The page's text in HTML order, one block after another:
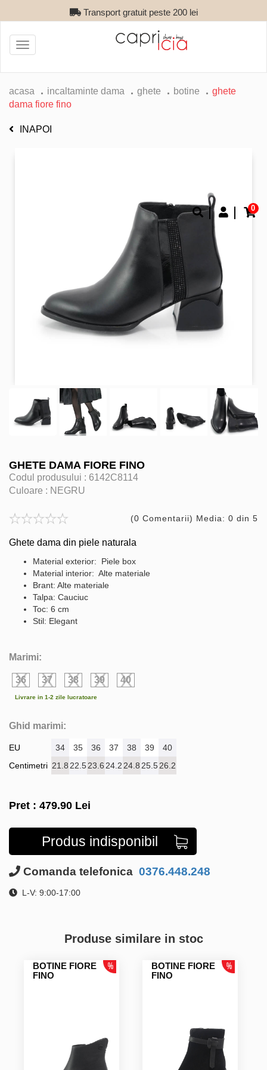
Transport gratuit peste 200 lei
0
Toggle
navigation
acasa incaltaminte dama ghete botine
ghete
dama fiore fino
INAPOI
GHETE DAMA FIORE FINO
Codul produsului : 6142C8114
Culoare : NEGRU
(0 Comentarii) Media: 0 din 5
Ghete dama din piele naturala
Material exterior: Piele box
Material interior: Alte materiale
Brant: Alte materiale
Talpa: Cauciuc
Toc: 6 cm
Stil: Elegant
Marimi:
36 37 38 39 40
Livrare in 1-2 zile lucratoare
Ghid marimi:
EU
Centimetri
34 35 36 37 38 39
40
21.8 22.523.6 24.2 24.8 25.526.2
Pret : 479.90 Lei
Produs indisponibil
Comanda telefonica 0376.448.248
L-V: 9:00-17:00
Produse similare in stoc
BOTINE FIORE
FINO
BOTINE FIORE
FINO